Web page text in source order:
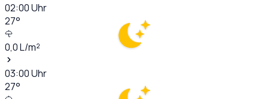
02:00Uhr
27°
0,0L/m²
03:00Uhr
27°